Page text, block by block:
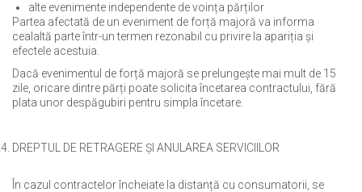
alte evenimente independente de voința părților
Partea afectată de un eveniment de forță majoră va informa
cealaltă parte într-un termen rezonabil cu privire la apariția și
efectele acestuia.
Dacă evenimentul de forță majoră se prelungește mai mult de 15
zile, oricare dintre părți poate solicita încetarea contractului, fără
plata unor despăgubiri pentru simpla încetare.
DREPTUL DE RETRAGERE ȘI ANULAREA SERVICIILOR
În cazul contractelor încheiate la distanță cu consumatorii, se